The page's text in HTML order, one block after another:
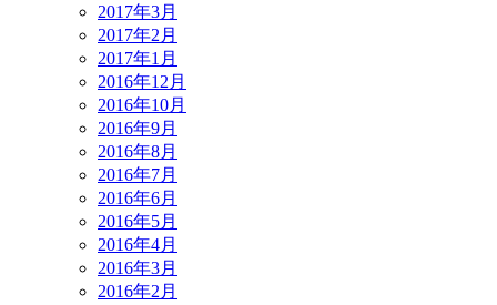
2017年3月
2017年2月
2017年1月
2016年12月
2016年10月
2016年9月
2016年8月
2016年7月
2016年6月
2016年5月
2016年4月
2016年3月
2016年2月